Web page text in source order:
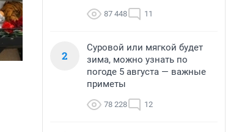
87 448 11
2
Суровой или мягкой будет
зима, можно узнать по
погоде 5 августа — важные
приметы
78 228 12